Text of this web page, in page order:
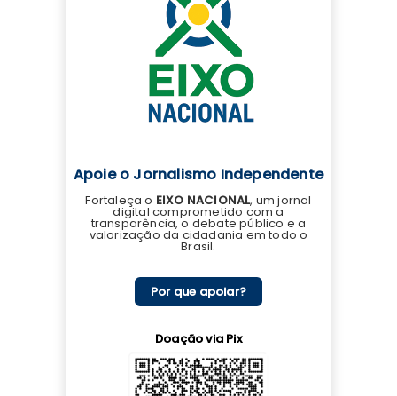
Apoie o Jornalismo Independente
Fortaleça o EIXO NACIONAL, um jornal
digital comprometido com a
transparência, o debate público e a
valorização da cidadania em todo o
Brasil.
Por que apoiar?
Doação via Pix